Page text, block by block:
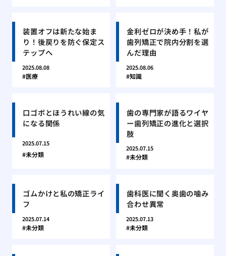
装置オフは新たな始ま
り！後戻りを防ぐ保定ス
テップへ
2025.08.08
医療
金利ゼロが決め手！私が
歯列矯正で院内分割を選
んだ理由
2025.08.06
知識
口ゴボとほうれい線の気
になる関係
2025.07.15
未分類
歯の専門家が語るワイヤ
ー歯列矯正の進化と選択
肢
2025.07.15
未分類
ゴムかけと私の矯正ライ
フ
2025.07.14
未分類
歯科医に聞く奥歯の噛み
合わせ異常
2025.07.13
未分類